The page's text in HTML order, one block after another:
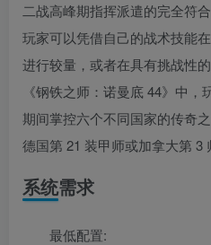
二战高峰期指挥派遣的完全符
玩家可以凭借自己的战术技能
进行较量，或者在具有挑战性
《钢铁之师：诺曼底 44》中
期间掌控六个不同国家的传奇
德国第 21 装甲师或加拿大第 3
系统需求
最低配置: